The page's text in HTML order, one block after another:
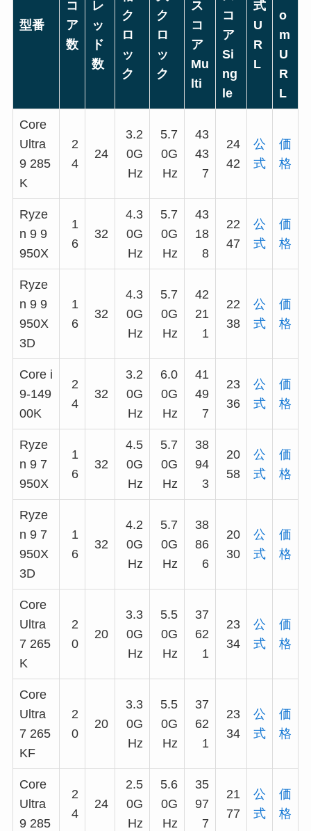
型番
コ
ア
数
レ
ッ
ド
数
ク
ロ
ッ
ク
ク
ロ
ッ
ク
ス
コ
ア
Mu
lti
コ
ア
Si
ng
le
式
U
R
L
o
m
U
R
L
Core
Ultra
9 285
K
2
4
24
3.2
0G
Hz
5.7
0G
Hz
43
43
7
24
42
公
式
価
格
Ryze
n 9 9
950X
1
6
32
4.3
0G
Hz
5.7
0G
Hz
43
18
8
22
47
公
式
価
格
Ryze
n 9 9
950X
3D
1
6
32
4.3
0G
Hz
5.7
0G
Hz
42
21
1
22
38
公
式
価
格
Core i
9-149
00K
2
4
32
3.2
0G
Hz
6.0
0G
Hz
41
49
7
23
36
公
式
価
格
Ryze
n 9 7
950X
1
6
32
4.5
0G
Hz
5.7
0G
Hz
38
94
3
20
58
公
式
価
格
Ryze
n 9 7
950X
3D
1
6
32
4.2
0G
Hz
5.7
0G
Hz
38
86
6
20
30
公
式
価
格
Core
Ultra
7 265
K
2
0
20
3.3
0G
Hz
5.5
0G
Hz
37
62
1
23
34
公
式
価
格
Core
Ultra
7 265
KF
2
0
20
3.3
0G
Hz
5.5
0G
Hz
37
62
1
23
34
公
式
価
格
Core
Ultra
9 285
2
4
24
2.5
0G
Hz
5.6
0G
Hz
35
97
7
21
77
公
式
価
格